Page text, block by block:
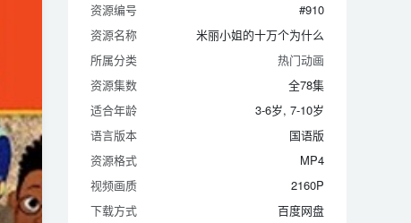
资源名称
米丽小姐的十万个为什么
所属分类
热门动画
资源集数
全78集
适合年龄
3-6岁, 7-10岁
语言版本
国语版
资源格式
MP4
视频画质
2160P
下载方式
百度网盘
更新日期
2026-03-09
资源编号
#910
资源名称
米丽小姐的十万个为什么
所属分类
热门动画
资源集数
全78集
适合年龄
3-6岁, 7-10岁
语言版本
国语版
资源格式
MP4
视频画质
2160P
下载方式
百度网盘